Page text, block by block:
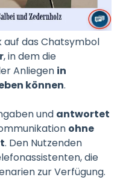
auf das Chatsymbol
, in dem die
Anliegen in
können.
und antwortet
ohne
. Den Nutzenden
die
zur Verfügung.